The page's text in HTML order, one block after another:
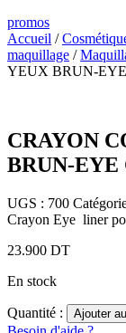
promos
Accueil /
maquillage /
YEUX BRUN-
CRAYON
BRUN-EYE
UGS : 700
Crayon Eye liner
23.900 DT
En stock
Quantité : Ajouter